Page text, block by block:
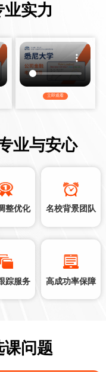
实力
立即观看
业与安心
整优化 名校背景团队
踪服务 高成功率保障
课问题